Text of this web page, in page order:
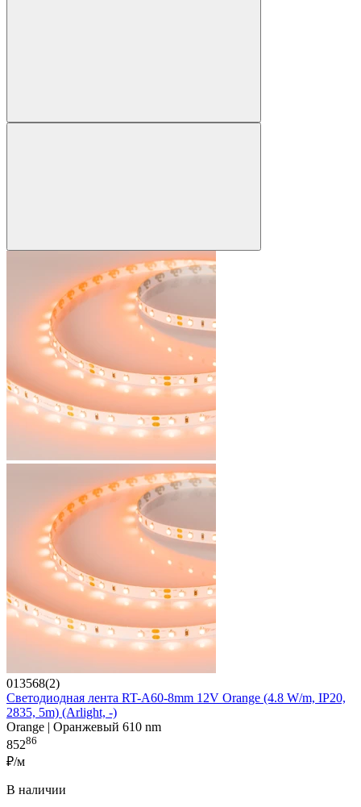
013568(2)
Светодиодная лента RT-A60-8mm 12V Orange (4.8 W/m, IP20,
2835, 5m) (Arlight, -)
Orange | Оранжевый 610 nm
85286
₽/м
В наличии